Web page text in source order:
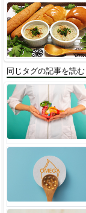
同じタグの記事を読む